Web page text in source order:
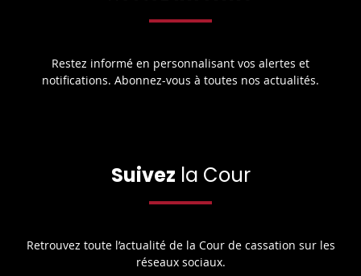
Restez informé en personnalisant vos alertes et
notifications. Abonnez-vous à toutes nos actualités.
Suivez la Cour
Retrouvez toute l’actualité de la Cour de cassation sur les
réseaux sociaux.